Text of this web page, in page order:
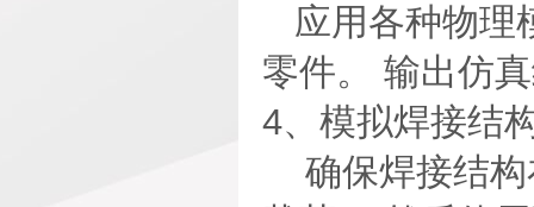
应用各种物理
零件。 输出仿
4、模拟焊接结
确保焊接结构